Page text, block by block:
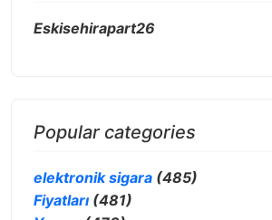
Eskisehirapart26
Popular categories
elektronik sigara (485)
Fiyatları (481)